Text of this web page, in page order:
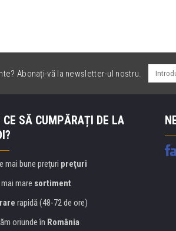
Abonați-vă la newsletter-ul nostru.
CE SĂ CUMPĂRAȚI DE LA
mai bune preţuri preţuri
mare sortiment
rapidă (48-72 de ore)
oriunde în România